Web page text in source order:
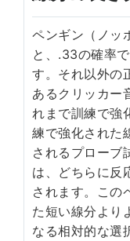
ペンギン（ノッ
と、.33の確率
す。それ以外の
あるクリッカー
れまで訓練で強
練で強化された
されるプローブ
は、どちらに反
されます。この
た短い線分より
なる相対的な